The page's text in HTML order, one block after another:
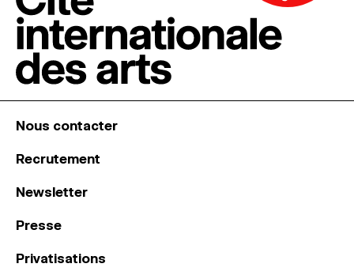
Nous contacter
Recrutement
Newsletter
Presse
Privatisations